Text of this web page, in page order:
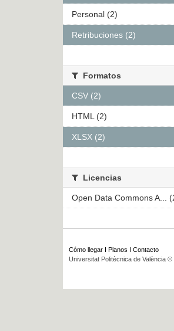
Personal (2)
Retribuciones (2)
Formatos
CSV (2)
HTML (2)
XLSX (2)
Licencias
Open Data Commons A...
Cómo llegar Planos
Contacto
Universitat Politècnica de València ©